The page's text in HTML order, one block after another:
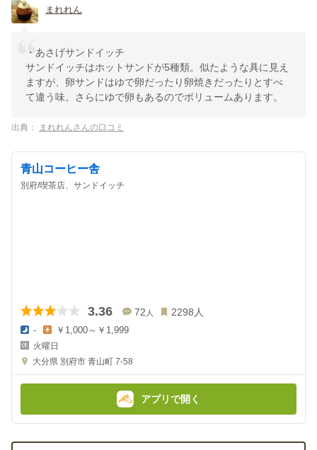
まれれん
・あさげサンドイッチ
サンドイッチはホットサンドが5種類。似たような具に見え
ますが、卵サンドはゆで卵だったり卵焼きだったりとすべ
て違う味。さらにゆで卵もあるのでボリュームあります。
出典： まれれんさんの口コミ
青山コーヒー舎
別府/喫茶店、サンドイッチ
3.36 72 人 2298人
夜
の
金
-
昼
の
金
額
￥1,000～￥1,999
火曜日
大分県 別府市 青山町 7-58
アプリで開く